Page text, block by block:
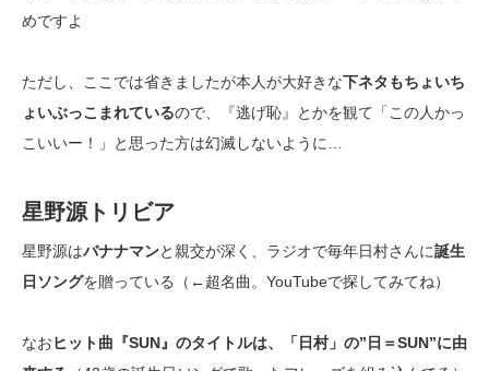
めですよ
ただし、ここでは省きましたが本人が大好きな下ネタもちょいち
ょいぶっこまれているので、『逃げ恥』とかを観て「この人かっ
こいいー！」と思った方は幻滅しないように…
星野源トリビア
星野源はバナナマンと親交が深く、ラジオで毎年日村さんに誕生
日ソングを贈っている（←超名曲。YouTubeで探してみてね）
なおヒット曲『SUN』のタイトルは、「日村」の”日＝SUN”に由